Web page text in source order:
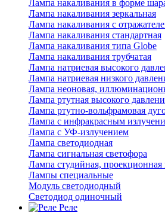
Лампа накаливания в форме
Лампа накаливания зеркальная
Лампа накаливания с
Лампа накаливания стандартная
Лампа накаливания типа Globe
Лампа накаливания трубчатая
Лампа натриевая высокого
Лампа натриевая низкого
Лампа неоновая,
Лампа ртутная высокого
Лампа ртутно-вольфрамовая
Лампа с инфракрасным
Лампа с УФ-излучением
Лампа светодиодная
Лампа сигнальная светофора
Лампа студийная, проекционная
Лампы специальные
Модуль светодиодный
Светодиод одиночный
Реле